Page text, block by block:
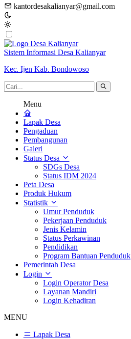
kantordesakalianyar@gmail.com
Sistem Informasi Desa Kalianyar
Kec. Ijen Kab. Bondowoso
Menu
Lapak Desa
Pengaduan
Pembangunan
Galeri
Status Desa
SDGs Desa
Status IDM 2024
Peta Desa
Produk Hukum
Statistik
Umur Penduduk
Pekerjaan Penduduk
Jenis Kelamin
Status Perkawinan
Pendidikan
Program Bantuan Penduduk
Pemerintah Desa
Login
Login Operator Desa
Layanan Mandiri
Login Kehadiran
MENU
Lapak Desa